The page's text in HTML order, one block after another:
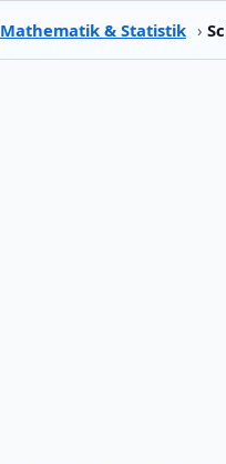
Mathematik & Statistik ›